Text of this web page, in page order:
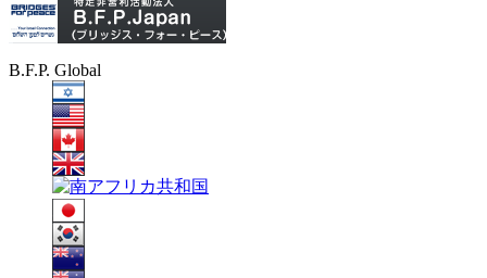
B.F.P. Global